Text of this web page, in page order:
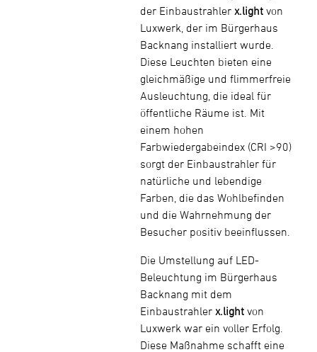
der Einbaustrahler x.light von
Luxwerk, der im Bürgerhaus
Backnang installiert wurde.
Diese Leuchten bieten eine
gleichmäßige und flimmerfreie
Ausleuchtung, die ideal für
öffentliche Räume ist. Mit
einem hohen
Farbwiedergabeindex (CRI >90)
sorgt der Einbaustrahler für
natürliche und lebendige
Farben, die das Wohlbefinden
und die Wahrnehmung der
Besucher positiv beeinflussen.
Die Umstellung auf LED-
Beleuchtung im Bürgerhaus
Backnang mit dem
Einbaustrahler x.light von
Luxwerk war ein voller Erfolg.
Diese Maßnahme schafft eine